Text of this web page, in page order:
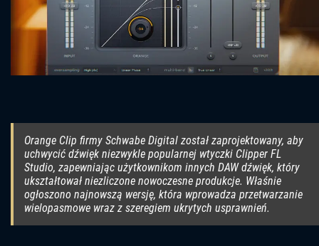
Orange Clip firmy Schwabe Digital został zaprojektowany, aby
uchwycić dźwięk niezwykle popularnej wtyczki Clipper FL
Studio, zapewniając użytkownikom innych DAW dźwięk, który
ukształtował niezliczone nowoczesne produkcje. Właśnie
ogłoszono najnowszą wersję, która wprowadza przetwarzanie
wielopasmowe wraz z szeregiem ukrytych usprawnień.